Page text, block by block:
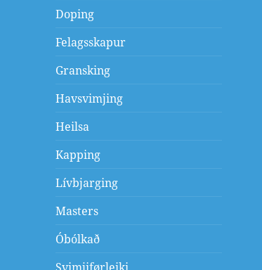
Doping
Felagsskapur
Gransking
Havsvimjing
Heilsa
Kapping
Lívbjarging
Masters
Óbólkað